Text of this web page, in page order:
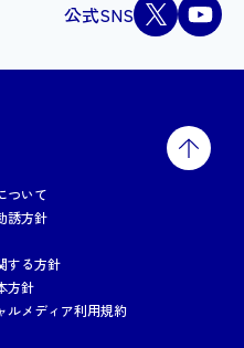
公式SNS
ついて
誘方針
する方針
方針
ルメディア利用規約